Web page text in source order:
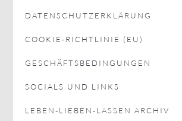
DATENSCHUTZERKLÄRUNG
COOKIE-RICHTLINIE (EU)
GESCHÄFTSBEDINGUNGEN
SOCIALS UND LINKS
LEBEN-LIEBEN-LASSEN ARCHIV